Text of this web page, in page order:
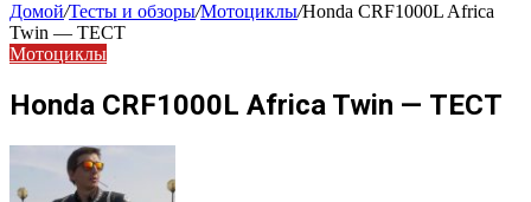
Домой/Тесты и обзоры/Мотоциклы/Honda CRF1000L Africa
Twin — ТЕСТ
Мотоциклы
Honda CRF1000L Africa Twin — ТЕСТ